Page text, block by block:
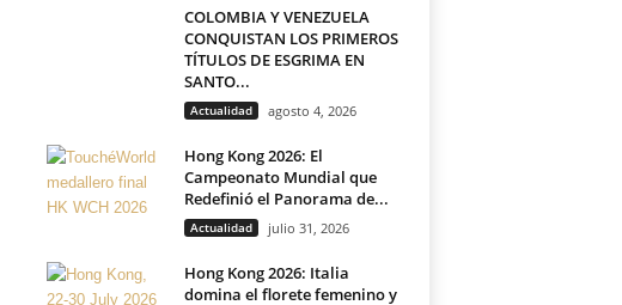
COLOMBIA Y VENEZUELA
CONQUISTAN LOS PRIMEROS
TÍTULOS DE ESGRIMA EN
SANTO...
Actualidad agosto 4, 2026
Hong Kong 2026: El
Campeonato Mundial que
Redefinió el Panorama de...
Actualidad julio 31, 2026
Hong Kong 2026: Italia
domina el florete femenino y